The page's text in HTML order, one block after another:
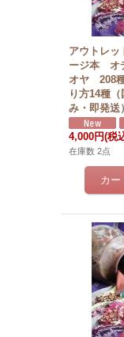
アウトレッ
ージ本 オ
オヤ 208
り方14種
み・即発送）
4,000円(税
在庫数 2点